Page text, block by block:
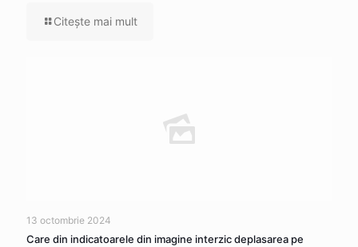
Citeşte mai mult
13 octombrie 2024
Care din indicatoarele din imagine interzic deplasarea pe